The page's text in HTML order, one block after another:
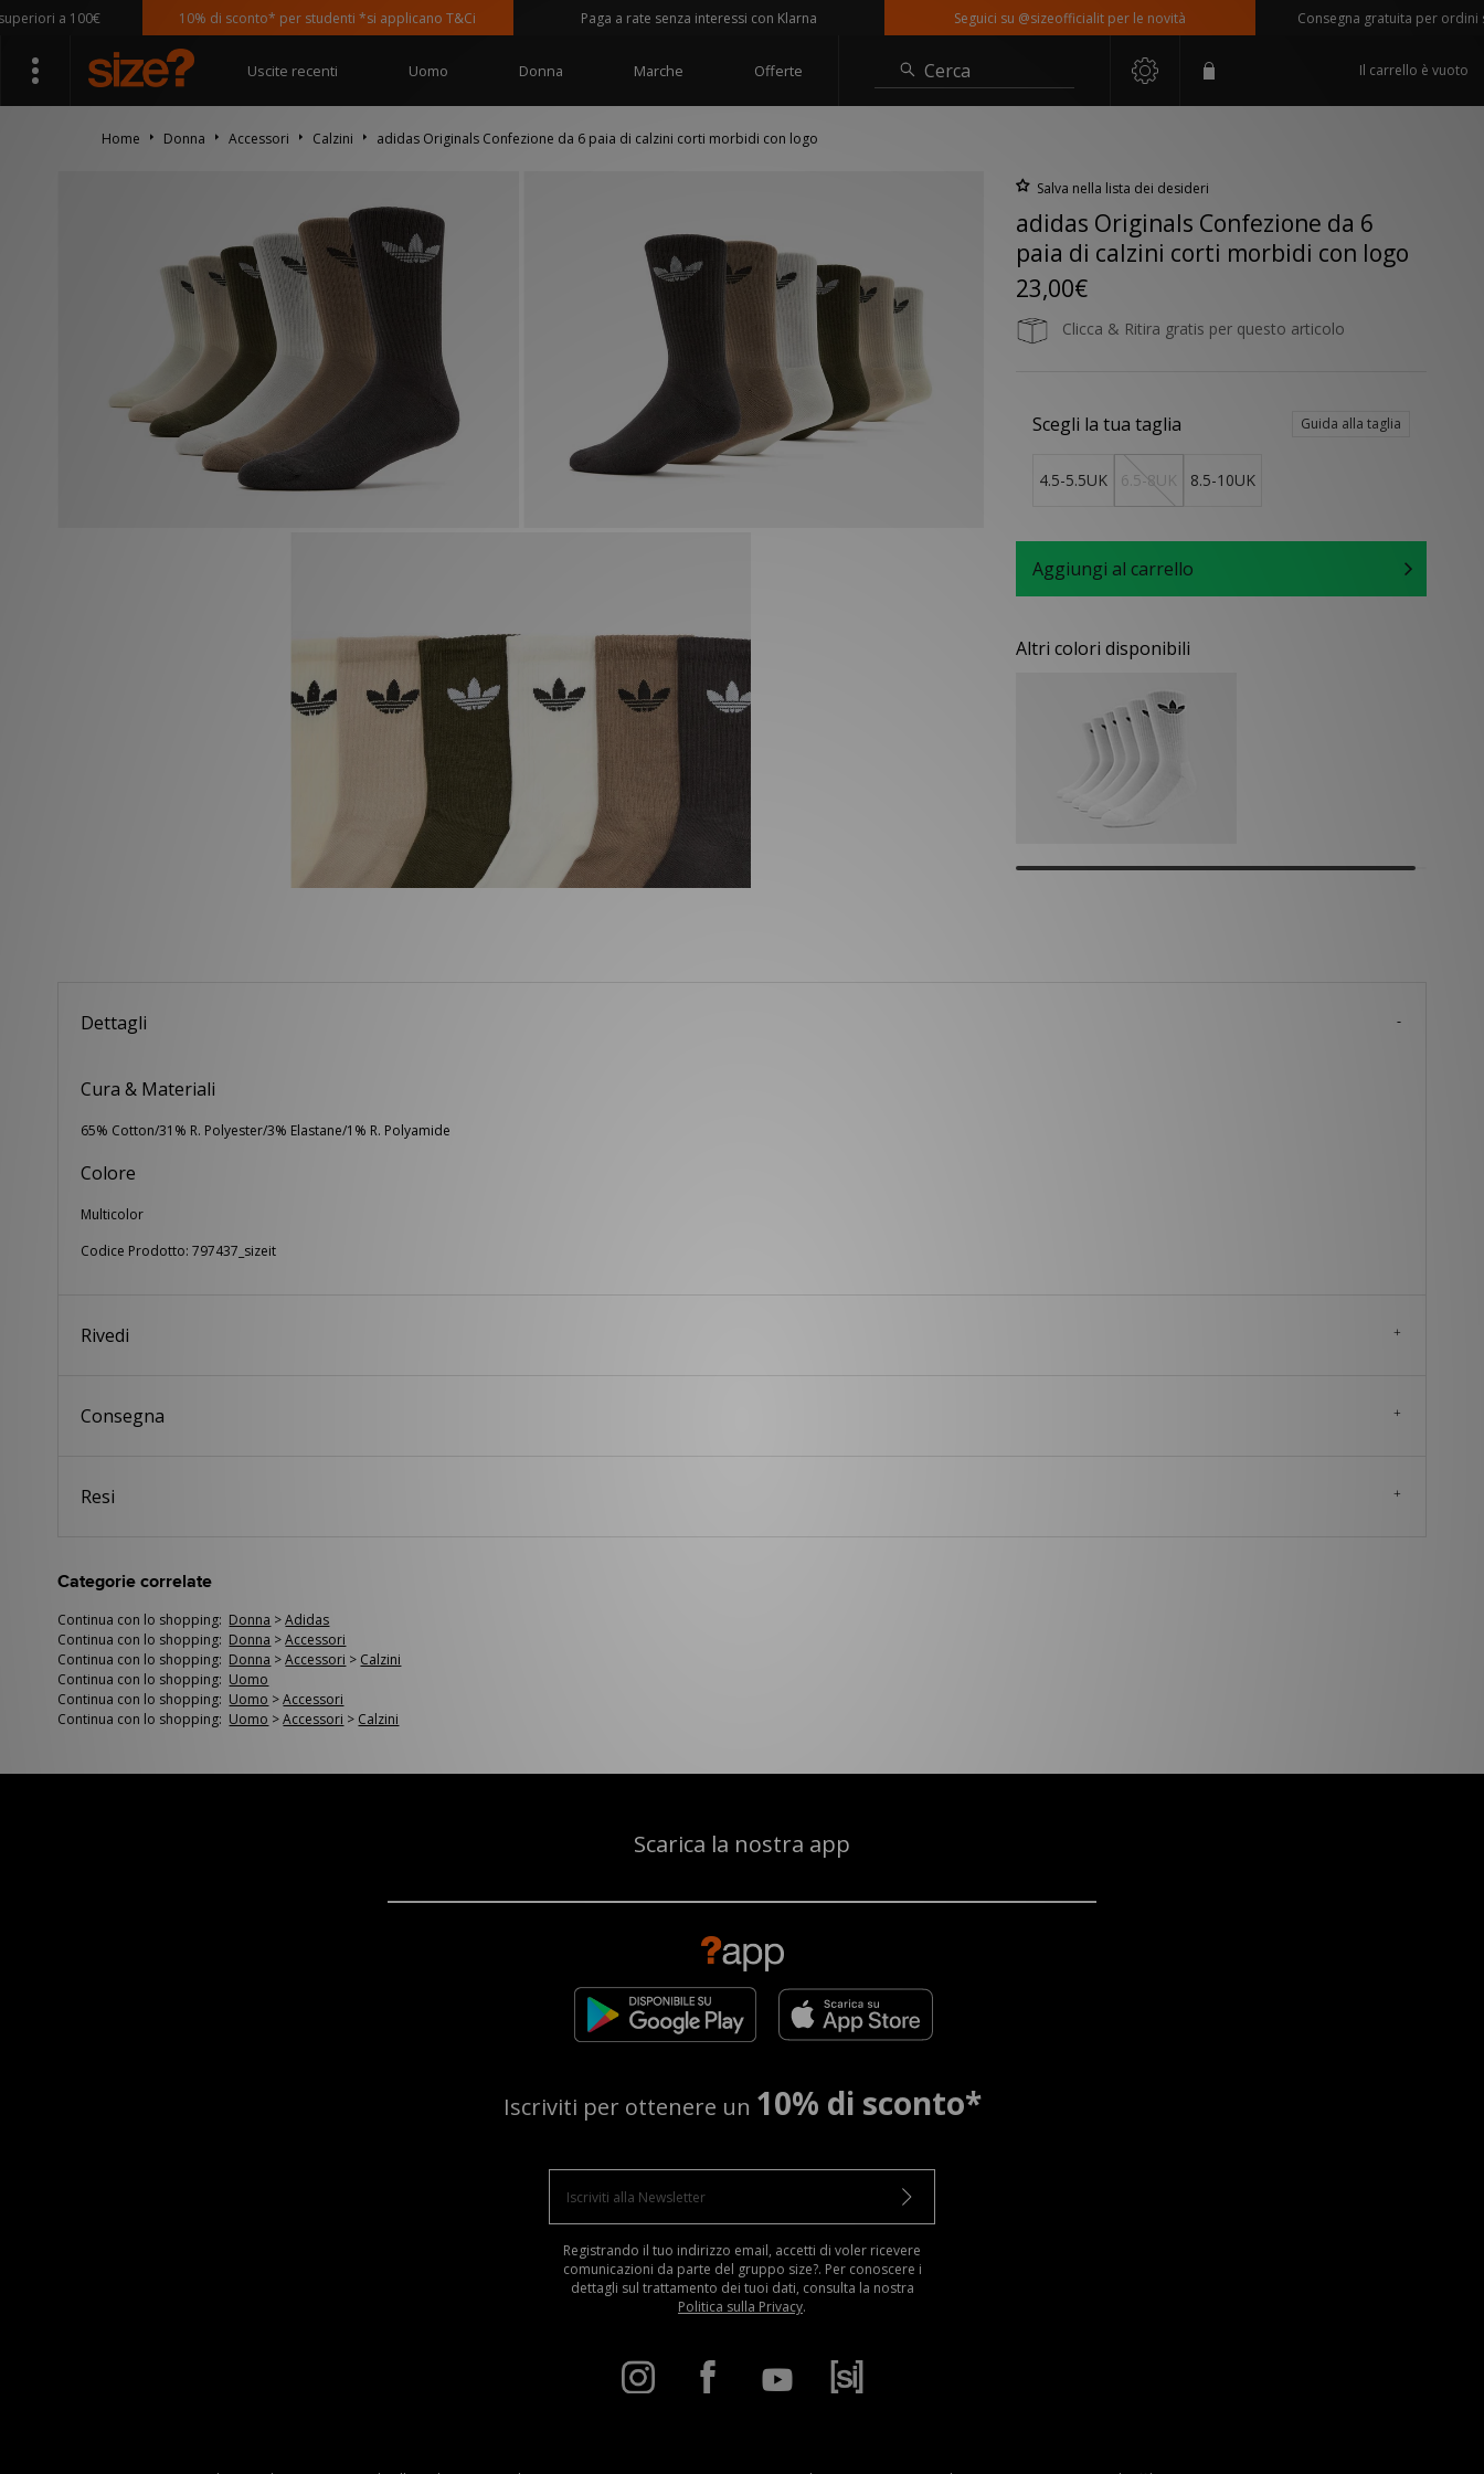
a 100€ 10% di sconto* per studenti *si applicano T&Ci Paga a rate senza interessi con Klarna Seguici su @sizeofficialit per le novità Consegna gratuita per ordini
Uscite recenti Uomo Donna Marche Offerte Cerca Il carrello è vuoto
Home Donna Accessori Calzini adidas Originals Confezione da 6 paia di calzini corti morbidi con logo
Salva nella lista dei desideri
adidas Originals Confezione da 6
paia di calzini corti morbidi con logo
23,00€
Clicca & Ritira gratis per questo articolo
Scegli la tua taglia Guida alla taglia
4.5-5.5UK 6.5-8UK 8.5-10UK
Aggiungi al carrello
Altri colori disponibili
Dettagli
Cura & Materiali
65% Cotton/31% R. Polyester/3% Elastane/1% R. Polyamide
Colore
Multicolor
Codice Prodotto: 797437_sizeit
Rivedi
Consegna
Resi
Categorie correlate
Continua con lo shopping: Donna >Adidas
Continua con lo shopping: Donna >Accessori
Continua con lo shopping: Donna >Accessori > Calzini
Continua con lo shopping: Uomo
Continua con lo shopping: Uomo >Accessori
Continua con lo shopping: Uomo >Accessori > Calzini
Scarica la nostra app
Iscriviti per ottenere un 10% di sconto*
Registrando il tuo indirizzo email, accetti di voler ricevere
comunicazioni da parte del gruppo size?. Per conoscere i
dettagli sul trattamento dei tuoi dati, consulta la nostra
Politica sulla Privacy.